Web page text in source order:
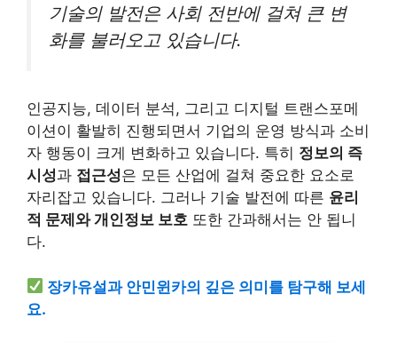
기술의 발전은 사회 전반에 걸쳐 큰 변
화를 불러오고 있습니다.
인공지능, 데이터 분석, 그리고 디지털 트랜스포메
이션이 활발히 진행되면서 기업의 운영 방식과 소비
자 행동이 크게 변화하고 있습니다. 특히 정보의 즉
시성과 접근성은 모든 산업에 걸쳐 중요한 요소로
자리잡고 있습니다. 그러나 기술 발전에 따른 윤리
적 문제와 개인정보 보호 또한 간과해서는 안 됩니
다.
장카유설과 안민윈카의 깊은 의미를 탐구해 보세
요.